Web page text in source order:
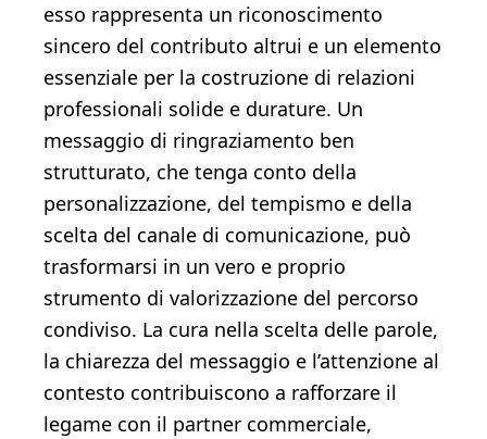
esso rappresenta un riconoscimento
sincero del contributo altrui e un elemento
essenziale per la costruzione di relazioni
professionali solide e durature. Un
messaggio di ringraziamento ben
strutturato, che tenga conto della
personalizzazione, del tempismo e della
scelta del canale di comunicazione, può
trasformarsi in un vero e proprio
strumento di valorizzazione del percorso
condiviso. La cura nella scelta delle parole,
la chiarezza del messaggio e l’attenzione al
contesto contribuiscono a rafforzare il
legame con il partner commerciale,